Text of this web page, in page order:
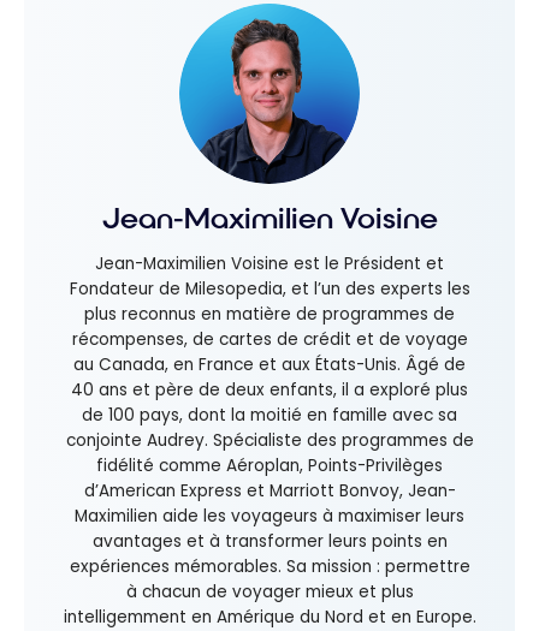
Jean-Maximilien Voisine
Jean-Maximilien Voisine est le Président et
Fondateur de Milesopedia, et l’un des experts les
plus reconnus en matière de programmes de
récompenses, de cartes de crédit et de voyage
au Canada, en France et aux États-Unis. Âgé de
40 ans et père de deux enfants, il a exploré plus
de 100 pays, dont la moitié en famille avec sa
conjointe Audrey. Spécialiste des programmes de
fidélité comme Aéroplan, Points-Privilèges
d’American Express et Marriott Bonvoy, Jean-
Maximilien aide les voyageurs à maximiser leurs
avantages et à transformer leurs points en
expériences mémorables. Sa mission : permettre
à chacun de voyager mieux et plus
intelligemment en Amérique du Nord et en Europe.